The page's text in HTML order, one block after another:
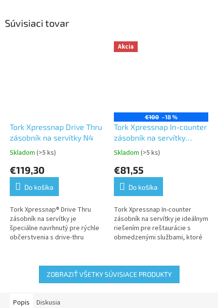
Súvisiaci tovar
Tork Xpressnap Drive Thru
zásobník na servítky N4
Priemerné
produktu
5,0
5
hviezdičiek.
Skladom (>5 ks)
€119,30
Do košíka
Tork Xpressnap® Drive Thru
zásobník na servítky je
špeciálne navrhnutý pre rýchle
občerstvenia s drive-thru
Akcia
€100 –18 %
Tork Xpressnap In-counter
zásobník na servítky
čierny N4
Priemerné
produktu
5,0
5
hviezdičiek.
Skladom (>5 ks)
€81,55
Do košíka
Tork Xpressnap In-counter
zásobník na servítky je ideálnym
riešením pre reštaurácie s
obmedzenými službami, ktoré
kapacitu...
ZOBRAZIŤ VŠETKY SÚVISIACE PRODUKTY
Popis Diskusia